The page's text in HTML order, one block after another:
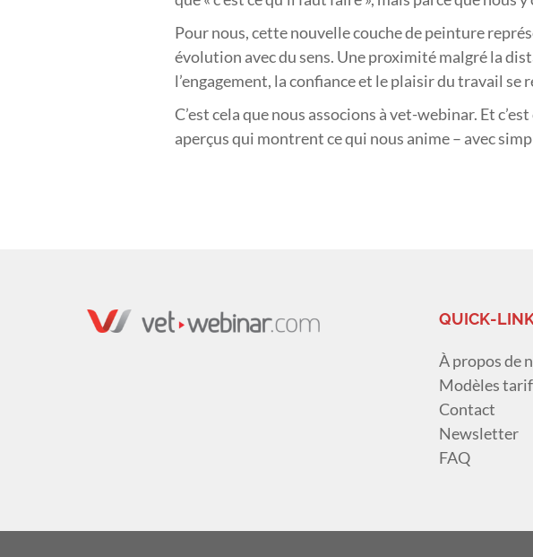
Pour nous, cette nouvelle couche de peinture
évolution avec du sens. Une proximité malgré la
l’engagement, la confiance et le plaisir du travail se
C’est cela que nous associons à vet-webinar. Et
aperçus qui montrent ce qui nous anime – avec
QUICK-
À propos de
Modèles
Contact
Newsletter
FAQ